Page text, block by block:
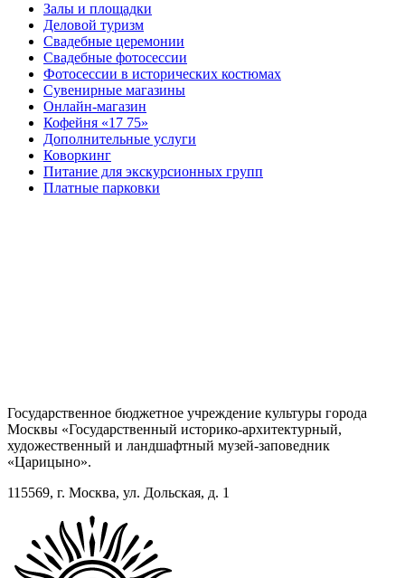
Залы и площадки
Деловой туризм
Свадебные церемонии
Свадебные фотосессии
Фотосессии в исторических костюмах
Сувенирные магазины
Онлайн-магазин
Кофейня «17 75»
Дополнительные услуги
Коворкинг
Питание для экскурсионных групп
Платные парковки
Государственное бюджетное учреждение культуры города
Москвы «Государственный историко-архитектурный,
художественный и ландшафтный музей-заповедник
«Царицыно».
115569, г. Москва, ул. Дольская, д. 1